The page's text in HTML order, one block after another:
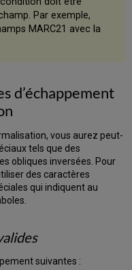
Par exemple,
MARC21 avec la
d’échappement
vous aurez peut-
tels que des
obliques inversées. Pour
des caractères
qui indiquent au
suivantes :